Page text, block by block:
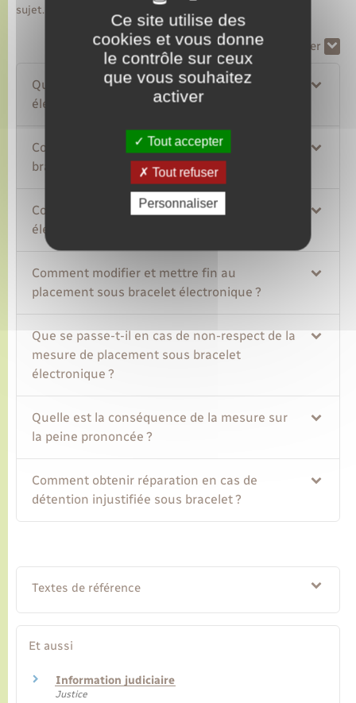
sujet.
Tout replier Tout déplier
Qu'est-ce que le placement sous bracelet
électronique ?
Comment s'effectue la mise en place du
bracelet électronique ?
Comment s'exerce le contrôle du bracelet
électronique ?
Comment modifier et mettre fin au
placement sous bracelet électronique ?
Que se passe-t-il en cas de non-respect de la
mesure de placement sous bracelet
électronique ?
Quelle est la conséquence de la mesure sur
la peine prononcée ?
Comment obtenir réparation en cas de
détention injustifiée sous bracelet ?
Textes de référence
Et aussi
Information judiciaire
Justice
Ce site utilise des
cookies et vous donne
le contrôle sur ceux
que vous souhaitez
activer
Tout accepter
Tout refuser
Personnaliser